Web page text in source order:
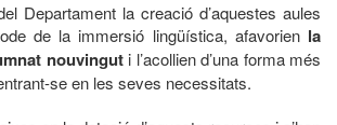
Departament la creació d’aquestes aules
de la immersió lingüística, afavorienla
nouvinguti l’acollien d’una forma més
se en les seves necessitats.